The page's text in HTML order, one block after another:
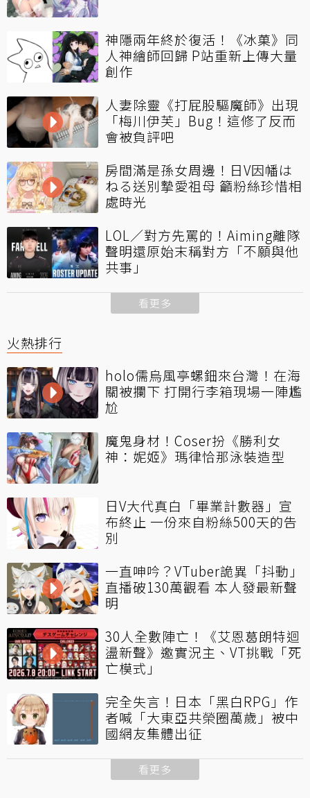
神隱兩年終於復活！《冰菓》同
人神繪師回歸 P站重新上傳大量
創作
人妻除靈《打屁股驅魔師》出現
「梅川伊芙」Bug！這修了反而
會被負評吧
房間滿是孫女周邊！日V因幡は
ねる送別摯愛祖母 籲粉絲珍惜相
處時光
LOL／對方先罵的！Aiming離隊
聲明還原始末稱對方「不願與他
共事」
看更多
火熱排行
holo儒烏風亭螺鈿來台灣！在海
關被攔下 打開行李箱現場一陣尷
尬
魔鬼身材！Coser扮《勝利女
神：妮姬》瑪律恰那泳裝造型
日V大代真白「畢業計數器」宣
布終止 一份來自粉絲500天的告
別
一直呻吟？VTuber詭異「抖動」
直播破130萬觀看 本人發最新聲
明
30人全數陣亡！《艾恩葛朗特迴
盪新聲》邀實況主、VT挑戰「死
亡模式」
完全失言！日本「黑白RPG」作
者喊「大東亞共榮圈萬歲」被中
國網友集體出征
看更多